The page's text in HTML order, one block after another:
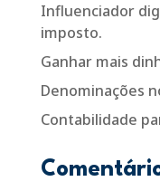
Influenciador
imposto.
Ganhar mais
Denominações
Contabilidade